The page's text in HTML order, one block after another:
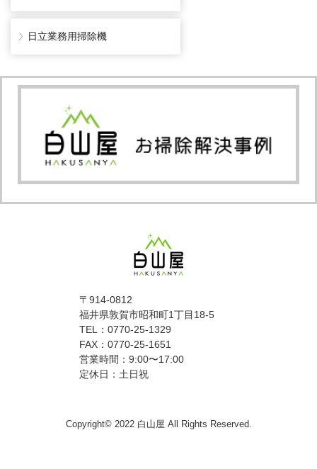
〒914-0812
福井県敦賀市昭和町1丁目18-5
TEL：0770-25-1329
FAX：0770-25-1651
営業時間：9:00〜17:00
定休日：土日祝
日立業務用掃除機
Copyright© 2022 白山屋 All Rights Reserved.